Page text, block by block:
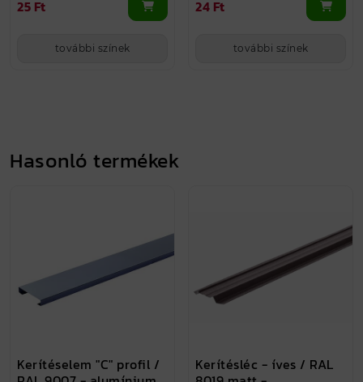
25 Ft
további színek
24 Ft
további színek
Hasonló termékek
Kerítéselem "C" profil /
Kerítésléc - íves / RAL